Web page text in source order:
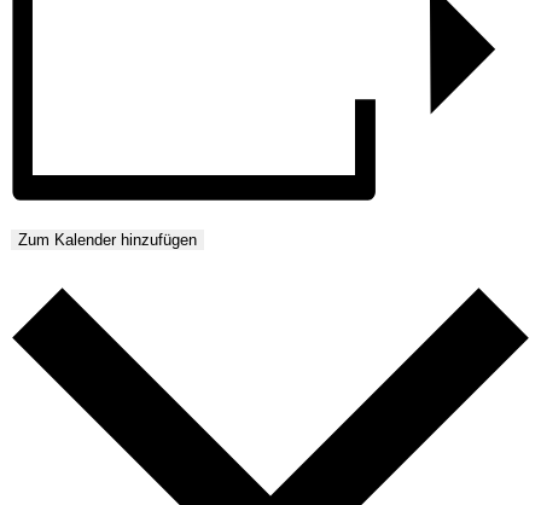
Zum Kalender hinzufügen